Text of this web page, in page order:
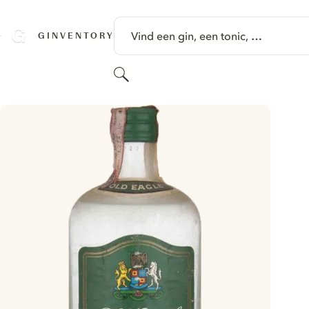
GINVENTORY Vind een gin, een tonic, …
Zoeken